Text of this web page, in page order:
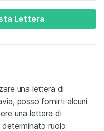
Lettera
una lettera di
posso fornirti alcuni
una lettera di
ruolo